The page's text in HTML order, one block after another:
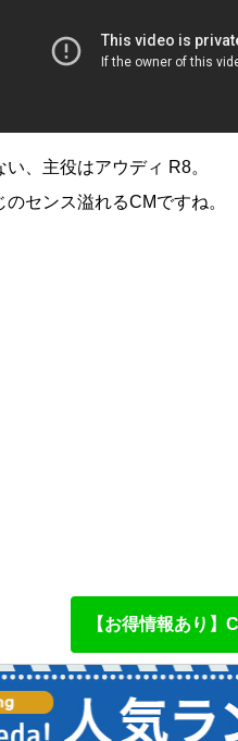
、主役はアウディ R8。
のセンス溢れるCMですね。
【お得情報あり